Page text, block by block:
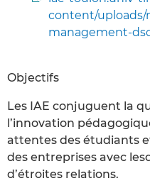
content/uploads/
management-
Objectifs
Les IAE conjuguent la
l’innovation
attentes des étudiants
des entreprises avec
d’étroites relations.